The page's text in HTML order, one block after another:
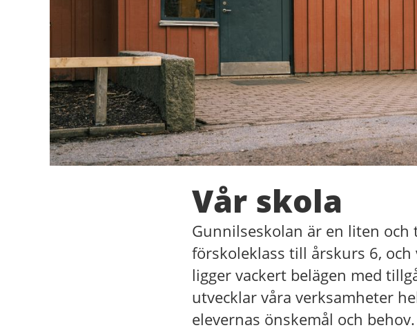
Vår skola
Gunnilseskolan är en liten och
förskoleklass till årskurs 6,
ligger vackert belägen med
utvecklar våra verksamheter
elevernas önskemål och behov.